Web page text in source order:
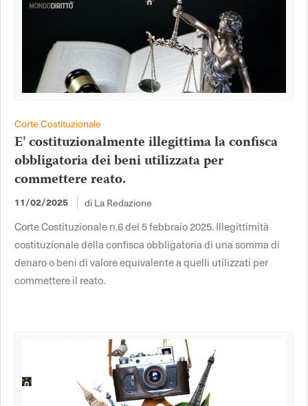
Corte Costituzionale
E' costituzionalmente illegittima la confisca
obbligatoria dei beni utilizzata per
commettere reato.
11/02/2025 di La Redazione
Corte Costituzionale n.6 del 5 febbraio 2025. Illegittimità
costituzionale della confisca obbligatoria di una somma di
denaro o beni di valore equivalente a quelli utilizzati per
commettere il reato.